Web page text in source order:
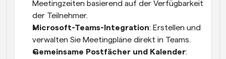
Meetingzeiten basierend auf der Verfügbarkeit
der Teilnehmer.
Microsoft-Teams-Integration: Erstellen und
verwalten Sie Meetingpläne direkt in Teams.
Gemeinsame Postfächer und Kalender: